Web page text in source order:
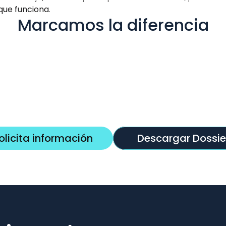
funciona.
Marcamos la diferencia
información Descargar